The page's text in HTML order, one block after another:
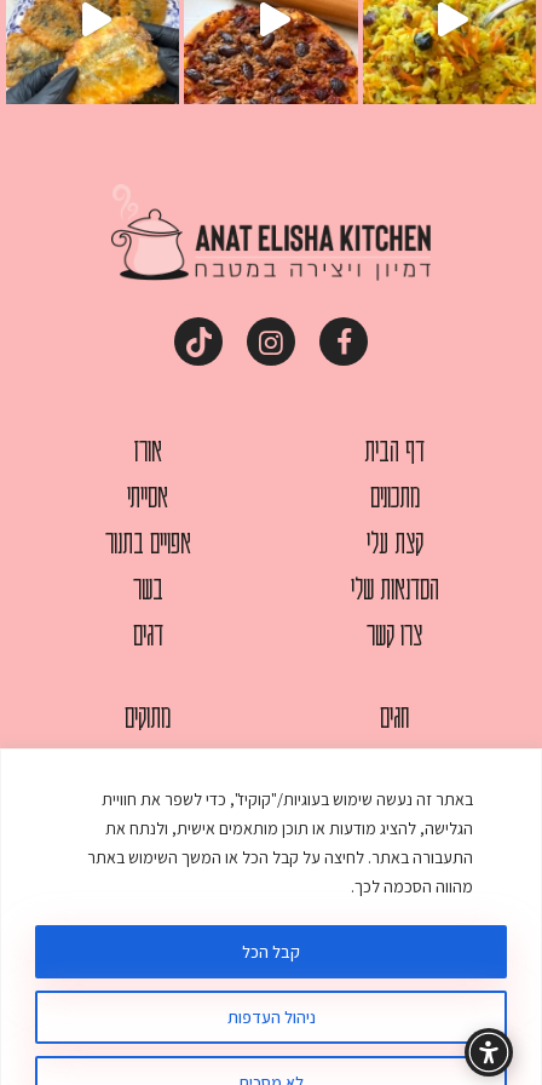
באתר זה נעשה שימוש בעוגיות/"קוקיז", כדי לשפר את חוויית
הגלישה, להציג מודעות או תוכן מותאמים אישית, ולנתח את
התעבורה באתר. לחיצה על קבל הכל או המשך השימוש באתר
מהווה הסכמה לכך.
ניהול העדפות
קבל הכל
דף הבית
מתכונים
קצת עלי
הסדנאות שלי
צרו קשר
אורז
אסייתי
אפויים בתנור
בשר
דגים
חגים
מאפים
ממולאים
מרקים
מתוקים
עוגות
עוף
© כל הזכויות שמורות לענת אלישע | עיצוב ובניית אתר
תקנון האתר מדיניות פרטיות